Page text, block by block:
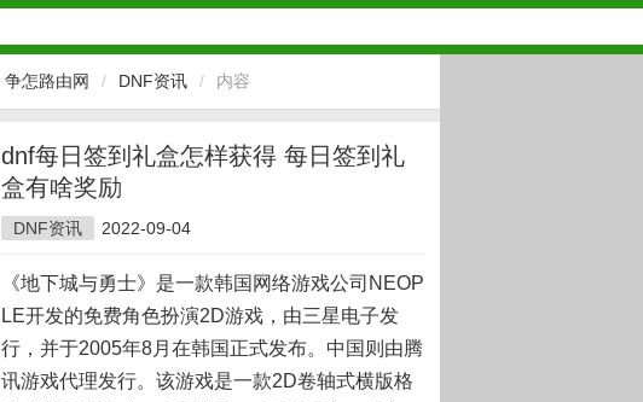
争怎路由网 / DNF资讯 / 内容
dnf每日签到礼盒怎样获得 每日签到礼
盒有啥奖励
DNF资讯 2022-09-04
《地下城与勇士》是一款韩国网络游戏公司NEOP
LE开发的免费角色扮演2D游戏，由三星电子发
行，并于2005年8月在韩国正式发布。中国则由腾
讯游戏代理发行。该游戏是一款2D卷轴式横版格